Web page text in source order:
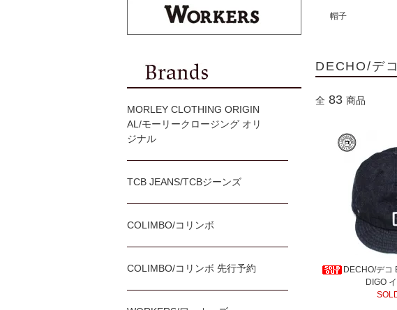
帽子
DECHO/デ
全 83 商品
DECHO/デコ
DIGO
MORLEY CLOTHING ORIGIN
AL/モーリークロージング オリ
ジナル
TCB JEANS/TCBジーンズ
COLIMBO/コリンボ
COLIMBO/コリンボ 先行予約